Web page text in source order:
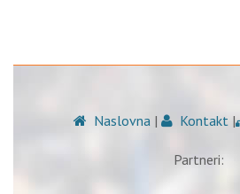
Naslovna | Kontakt |
Partneri: